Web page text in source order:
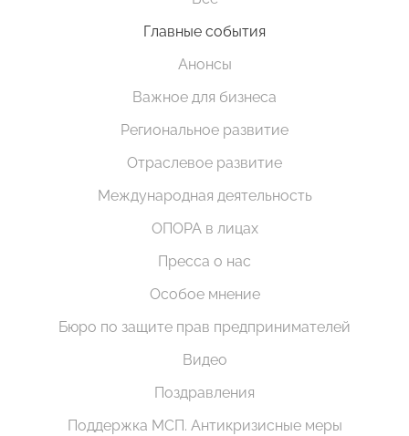
Главные события
Анонсы
Важное для бизнеса
Региональное развитие
Отраслевое развитие
Международная деятельность
ОПОРА в лицах
Пресса о нас
Особое мнение
Бюро по защите прав предпринимателей
Видео
Поздравления
Поддержка МСП. Антикризисные меры